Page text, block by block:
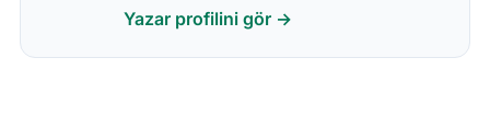
Yazar profilini gör →